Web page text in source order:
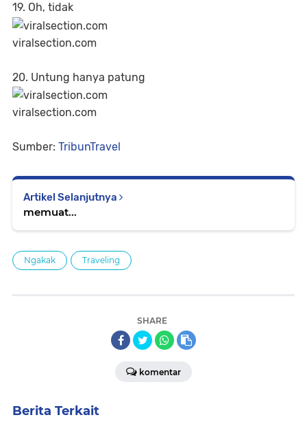
19. Oh, tidak
viralsection.com
20. Untung hanya patung
viralsection.com
Sumber: TribunTravel
Artikel Selanjutnya
memuat...
Ngakak Traveling
SHARE
komentar
Berita Terkait